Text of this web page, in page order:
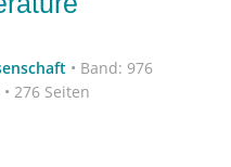
• Band: 976
276 Seiten